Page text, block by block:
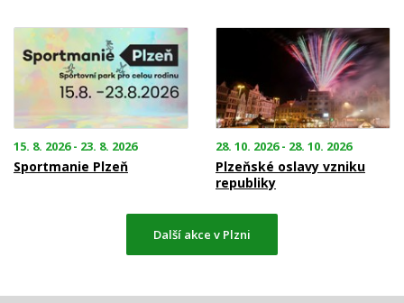
15. 8. 2026 - 23. 8. 2026
Sportmanie Plzeň
28. 10. 2026 - 28. 10. 2026
Plzeňské oslavy vzniku
republiky
Další akce v Plzni